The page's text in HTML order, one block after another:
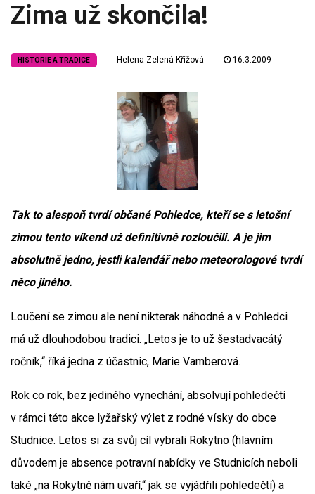
Zima už skončila!
HISTORIE A TRADICE Helena Zelená Křížová 16.3.2009
Tak to alespoň tvrdí občané Pohledce, kteří se s letošní
zimou tento víkend už definitivně rozloučili. A je jim
absolutně jedno, jestli kalendář nebo meteorologové tvrdí
něco jiného.
Loučení se zimou ale není nikterak náhodné a v Pohledci
má už dlouhodobou tradici. „Letos je to už šestadvacátý
ročník,“ říká jedna z účastnic, Marie Vamberová.
Rok co rok, bez jediného vynechání, absolvují pohledečtí
v rámci této akce lyžařský výlet z rodné vísky do obce
Studnice. Letos si za svůj cíl vybrali Rokytno (hlavním
důvodem je absence potravní nabídky ve Studnicích neboli
také „na Rokytně nám uvaří,“ jak se vyjádřili pohledečtí) a